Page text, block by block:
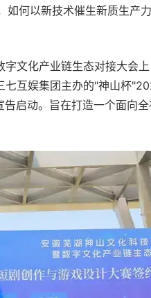
何以新技术催生新质生产
文化产业链生态对接大会上
七互娱集团主办的"神山杯
启动。旨在打造一个面向